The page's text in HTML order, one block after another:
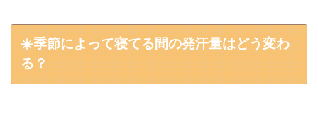
☀️季節によって寝てる間の発汗量はどう変わ
る？